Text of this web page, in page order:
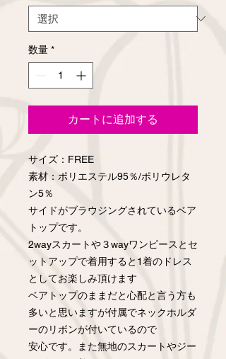
数量 *
カートに追加する
サイズ：FREE
素材：ポリエステル95％/ポリウレタ
ン5％
サイドがブラウジングされているベア
トップです。
2wayスカートや３wayワンピースとセ
ットアップで着用すると1着のドレス
としてお楽しみ頂けます
ベアトップのままだと心配と言う方も
多いと思いますが付属でネックホルダ
ーのリボンが付いているので
安心です。また無地のスカートやジー